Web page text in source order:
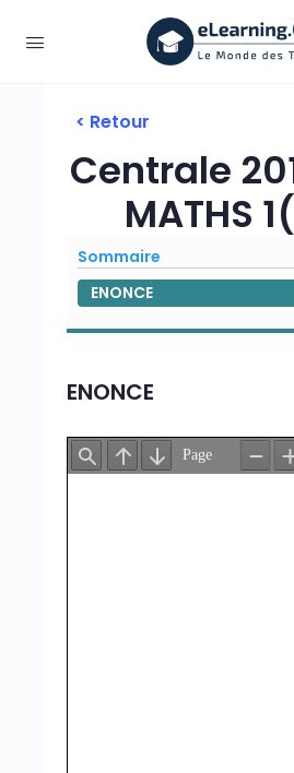
< Retour
Centrale
MATHS
Sommaire
ENONCE
ENONCE